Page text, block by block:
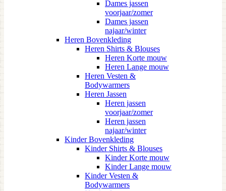
Dames jassen
voorjaar/zomer
Dames jassen
najaar/winter
Heren Bovenkleding
Heren Shirts & Blouses
Heren Korte mouw
Heren Lange mouw
Heren Vesten &
Bodywarmers
Heren Jassen
Heren jassen
voorjaar/zomer
Heren jassen
najaar/winter
Kinder Bovenkleding
Kinder Shirts & Blouses
Kinder Korte mouw
Kinder Lange mouw
Kinder Vesten &
Bodywarmers